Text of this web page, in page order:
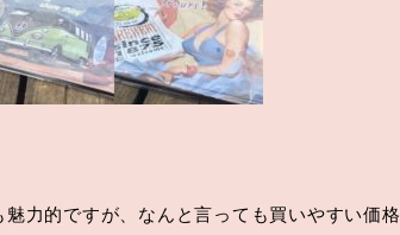
力的ですが、なんと言っても買いやすい価格